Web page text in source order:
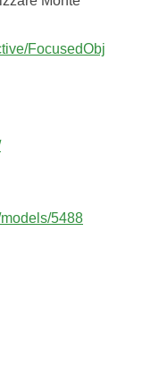
FocusedObj
5488